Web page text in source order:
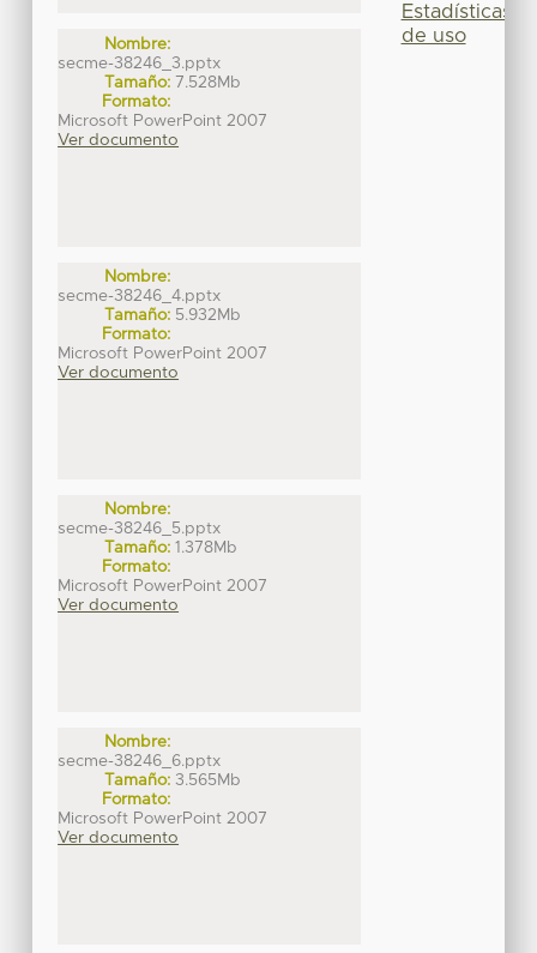
Nombre:
secme-38246_3.pptx
Tamaño: 7.528Mb
Formato:
Microsoft PowerPoint 2007
Ver documento
Nombre:
secme-38246_4.pptx
Tamaño: 5.932Mb
Formato:
Microsoft PowerPoint 2007
Ver documento
Nombre:
secme-38246_5.pptx
Tamaño: 1.378Mb
Formato:
Microsoft PowerPoint 2007
Ver documento
Nombre:
secme-38246_6.pptx
Tamaño: 3.565Mb
Formato:
Microsoft PowerPoint 2007
Ver documento
Estadísticas
de uso